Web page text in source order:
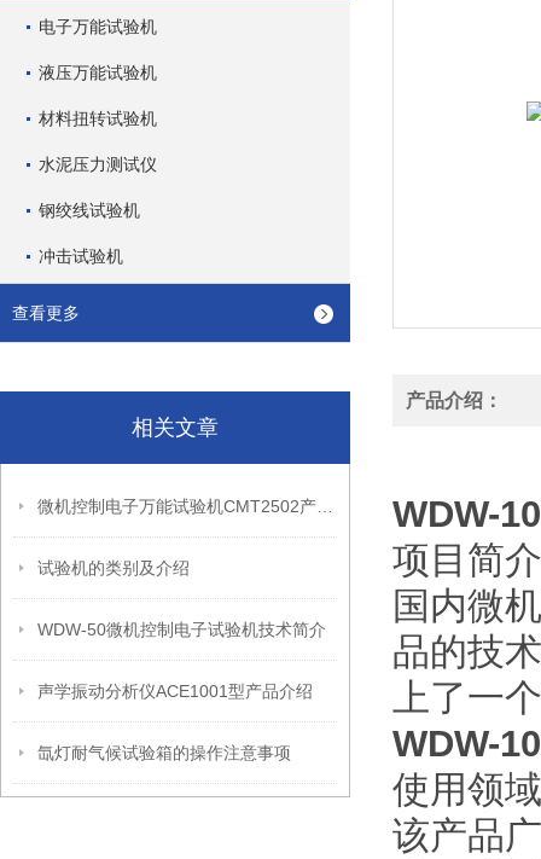
电子万能试验机
液压万能试验机
材料扭转试验机
水泥压力测试仪
钢绞线试验机
冲击试验机
查看更多
相关文章
试验机的类别及介绍
WDW-50微机控制电子试验机技术简介
声学振动分析仪ACE1001型产品介绍
氙灯耐气候试验箱的操作注意事项
产品介绍：
WDW-
项目简
国内微
品的技
上了一
WDW-
使用领
该产品